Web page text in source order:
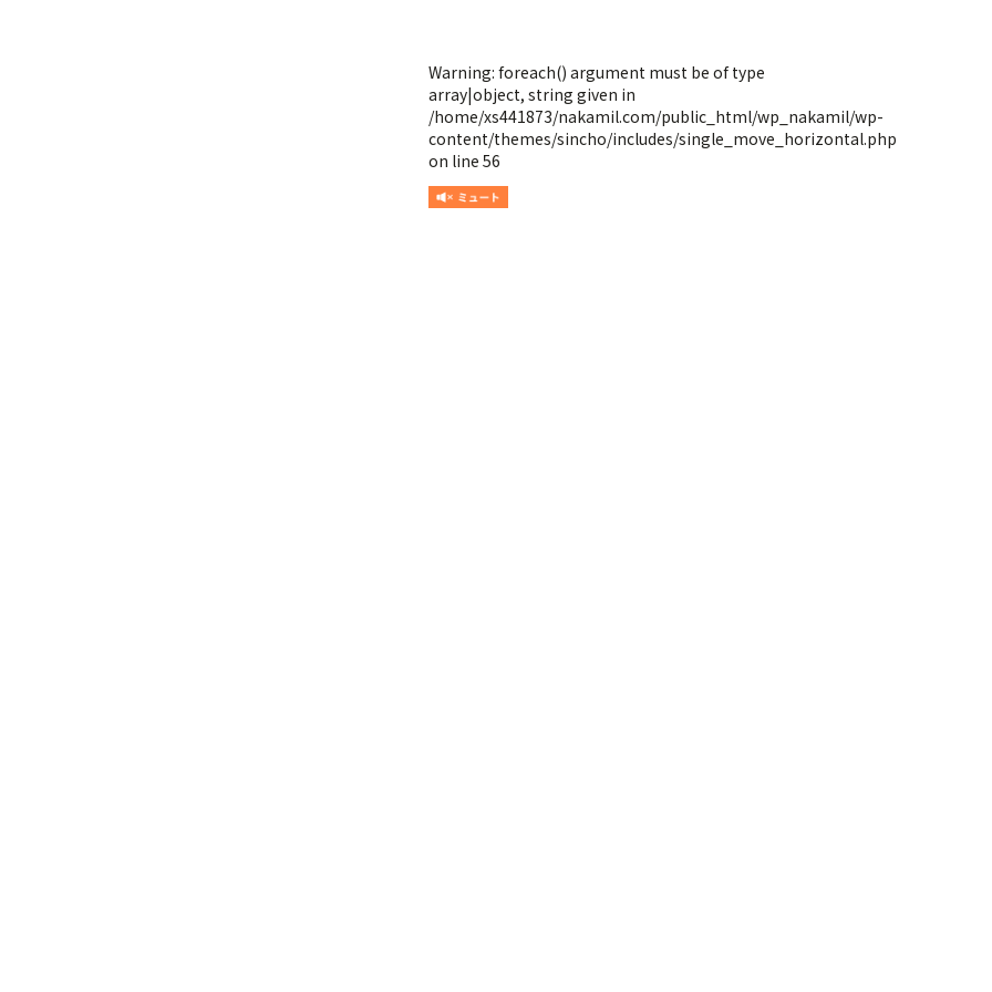
Warning: foreach() argument must be of type
array|object, string given in
/home/xs441873/nakamil.com/public_html/wp_nakamil/wp-
content/themes/sincho/includes/single_move_horizontal.php
on line 56